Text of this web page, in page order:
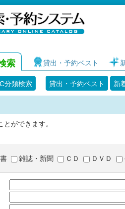
札幌市図書
索 貸出・予約ベスト
分類検索 貸出・予約ベスト 新
ができます。
雑誌・新聞 ＣＤ ＤＶＤ